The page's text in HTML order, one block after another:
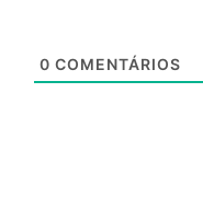
0 COMENTÁRIOS